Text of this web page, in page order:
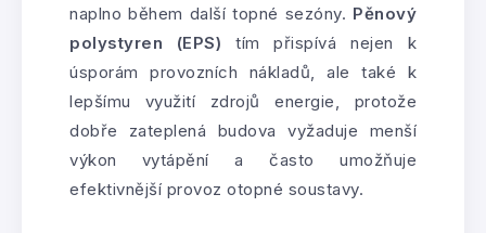
naplno během další topné sezóny. Pěnový
polystyren (EPS) tím přispívá nejen k
úsporám provozních nákladů, ale také k
lepšímu využití zdrojů energie, protože
dobře zateplená budova vyžaduje menší
výkon vytápění a často umožňuje
efektivnější provoz otopné soustavy.